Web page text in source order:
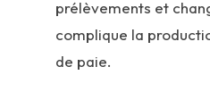
prélèvements et
complique la
de paie.